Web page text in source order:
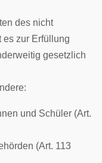
des nicht
es zur Erfüllung
gesetzlich
und Schüler (Art.
(Art. 113